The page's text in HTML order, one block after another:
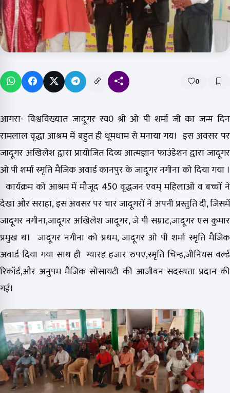
0
आगरा- विश्वविख्यात जादूगर स्व0 श्री ओ पी शर्मा जी का जन्म दिन
रामलाल वृद्धा आश्रम में बहुत ही धूमधाम से मनाया गय। इस अवसर पर
जादूगर अखिलेश द्वारा प्रायोजित दिव्य आत्मज्ञान फाउंडेशन द्वारा जादूगर
ओ पी शर्मा स्मृति मैजिक अवार्ड कानपुर के जादूगर नगीना को दिया गया ।
कार्यक्रम को आश्रम में मौजूद 450 वृद्धजन एवम् महिलाओं व बच्चों ने
देखा और सराहा, इस अवसर पर चार जादूगरों ने अपनी प्रस्तुति दी, जिसमें
जादूगर नगीना,जादूगर अखिलेश जादूगर, जे पी सम्राट,जादूगर एस कुमार
प्रमुख थ। जादूगर नगीना को प्रथम, जादूगर ओ पी शर्मा स्मृति मैजिक
अवार्ड दिया गया साथ ही ग्यारह हजार रुपए,स्मृति चिन्ह,जीनियस वर्ल्ड
रिकॉर्ड,और अनुपम मैजिक सोसायटी की आजीवन सदस्यता प्रदान की
गई।